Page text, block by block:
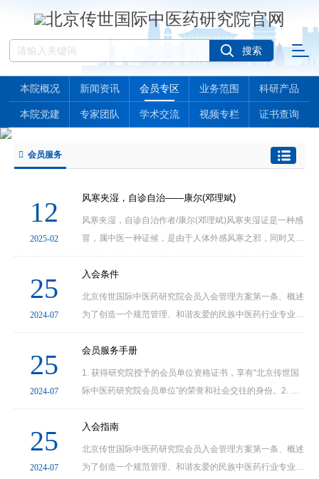
本院概况 新闻资讯 会员专区 业务范围 科研产品
本院党建 专家团队 学术交流 视频专栏 证书查询
会员服务
12
2025-02
风寒夹湿，自诊自治——康尔(邓理斌)
风寒夹湿，自诊自治作者/康尔(邓理斌)风寒夹湿证是一种感
冒，属中医一种证候，是由于人体外感风寒之邪，同时又夹
有湿邪，导致风寒湿三邪侵袭肌表、经络等所出现的一系列
症状表现。以下是其诊断的相关标准：症状表现表···
25
2024-07
入会条件
北京传世国际中医药研究院会员入会管理方案第一条、概述
为了创造一个规范管理、和谐友爱的民族中医药行业专业化
服务平台，根据《北京传世国际中医药研究院章程》和《北
京传世国际中医药研究院相关规章制度》特制定本···
25
2024-07
会员服务手册
1. 获得研究院授予的会员单位资格证书，享有“北京传世国
际中医药研究院会员单位”的荣誉和社会交往的身份。2. 在
研究院官网展示会员单位名录。4. 获赠全年北京传世国际中
医药研究院官网推广宣传。5. 获赠北京传世国···
25
2024-07
入会指南
北京传世国际中医药研究院会员入会管理方案第一条、概述
为了创造一个规范管理、和谐友爱的民族中医药行业专业化